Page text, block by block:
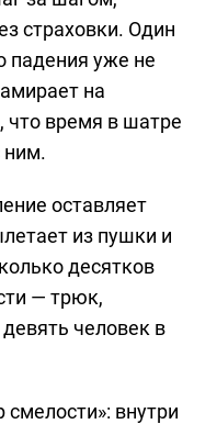
страховки. Один
падения уже не
на
что время в шатре
ним.
оставляет
из пушки и
десятков
— трюк,
человек в
внутри